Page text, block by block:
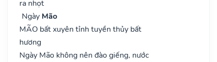
ra nhọt
Ngày Mão
MÃO bất xuyên tỉnh tuyền thủy bất
hương
Ngày Mão không nên đào giếng, nước